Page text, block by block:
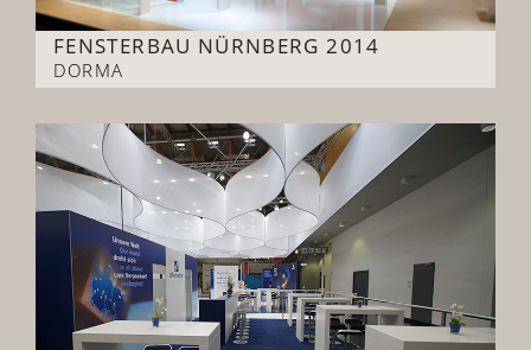
FENSTERBAU NÜRNBERG 2014
DORMA